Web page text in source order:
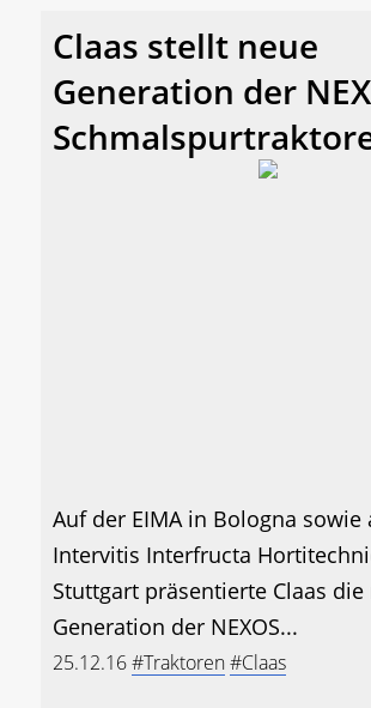
Claas stellt neue
Generation der
Auf der EIMA in Bologna sowie
Intervitis Interfructa
Stuttgart präsentierte Claas die
Generation der NEXOS...
25.12.16#Traktoren#Claas